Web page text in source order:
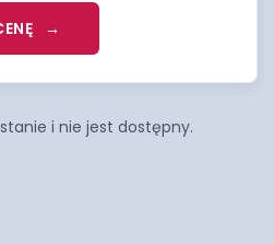
i nie jest dostępny.